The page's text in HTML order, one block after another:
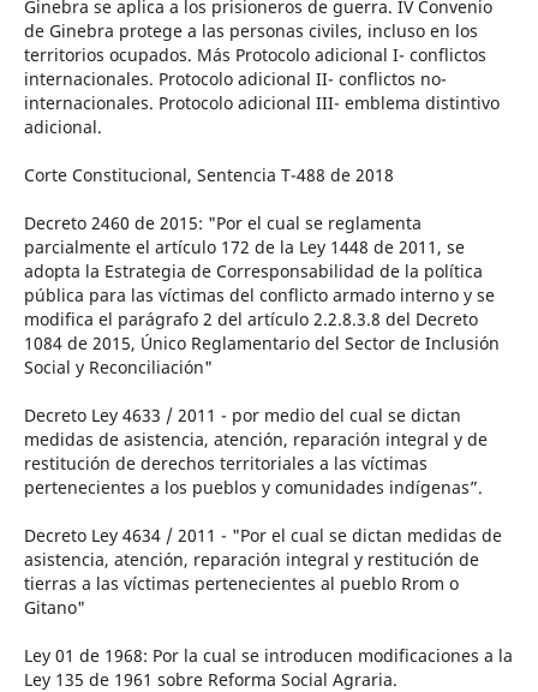
Ginebra se aplica a los prisioneros de guerra. IV Convenio
de Ginebra protege a las personas civiles, incluso en los
territorios ocupados. Más Protocolo adicional I- conflictos
internacionales. Protocolo adicional II- conflictos no-
internacionales. Protocolo adicional III- emblema distintivo
adicional.
Corte Constitucional, Sentencia T-488 de 2018
Decreto 2460 de 2015: "Por el cual se reglamenta
parcialmente el artículo 172 de la Ley 1448 de 2011, se
adopta la Estrategia de Corresponsabilidad de la política
pública para las víctimas del conflicto armado interno y se
modifica el parágrafo 2 del artículo 2.2.8.3.8 del Decreto
1084 de 2015, Único Reglamentario del Sector de Inclusión
Social y Reconciliación"
Decreto Ley 4633 / 2011 - por medio del cual se dictan
medidas de asistencia, atención, reparación integral y de
restitución de derechos territoriales a las víctimas
pertenecientes a los pueblos y comunidades indígenas”.
Decreto Ley 4634 / 2011 - "Por el cual se dictan medidas de
asistencia, atención, reparación integral y restitución de
tierras a las víctimas pertenecientes al pueblo Rrom o
Gitano"
Ley 01 de 1968: Por la cual se introducen modificaciones a la
Ley 135 de 1961 sobre Reforma Social Agraria.